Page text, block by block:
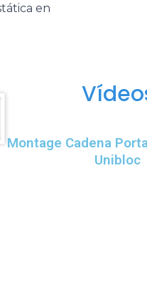
en
Montage Cadena
Unibloc